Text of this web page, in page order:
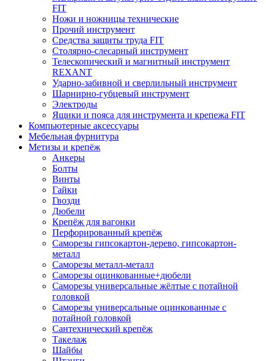
FIT
Ножи и ножницы технические
Прочий инструмент
Средства защиты труда FIT
Столярно-слесарный инструмент
Телескопический и магнитный инструмент
REXANT
Ударно-забивной и сверлильный инструмент
Шарнирно-губцевый инструмент
Электроды
Ящики и пояса для инструмента и крепежа FIT
Компьютерные аксессуары
Мебельная фурнитура
Метизы и крепёж
Анкеры
Болты
Винты
Гайки
Гвозди
Дюбели
Крепёж для вагонки
Перфорированный крепёж
Саморезы гипсокартон-дерево, гипсокартон-
металл
Саморезы металл-металл
Саморезы оцинкованные+дюбели
Саморезы универсальные жёлтые с потайной
головкой
Саморезы универсальные оцинкованные с
потайной головкой
Сантехнический крепёж
Такелаж
Шайбы